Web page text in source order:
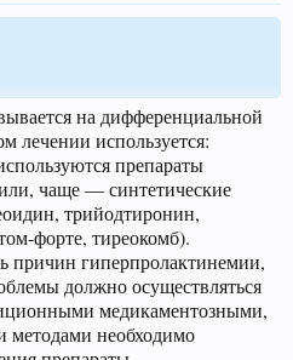
на дифференциальной
лечении используется:
препараты
чаще — синтетические
трийодтиронин,
форте, тиреокомб).
причин гиперпролактинемии,
должно осуществляться
медикаментозными,
методами необходимо